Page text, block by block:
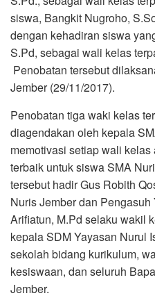
siswa, Bangkit Nugroho,
dengan kehadiran siswa
S.Pd, sebagai wali kelas
Penobatan tersebut
Jember (29/11/2017).
Penobatan tiga waki kelas
diagendakan oleh kepala
memotivasi setiap wali
terbaik untuk siswa SMA
tersebut hadir Gus Robith
Nuris Jember dan
Arifiatun, M.Pd selaku wakil
kepala SDM Yayasan Nurul
sekolah bidang kurikulum,
kesiswaan, dan seluruh
Jember.